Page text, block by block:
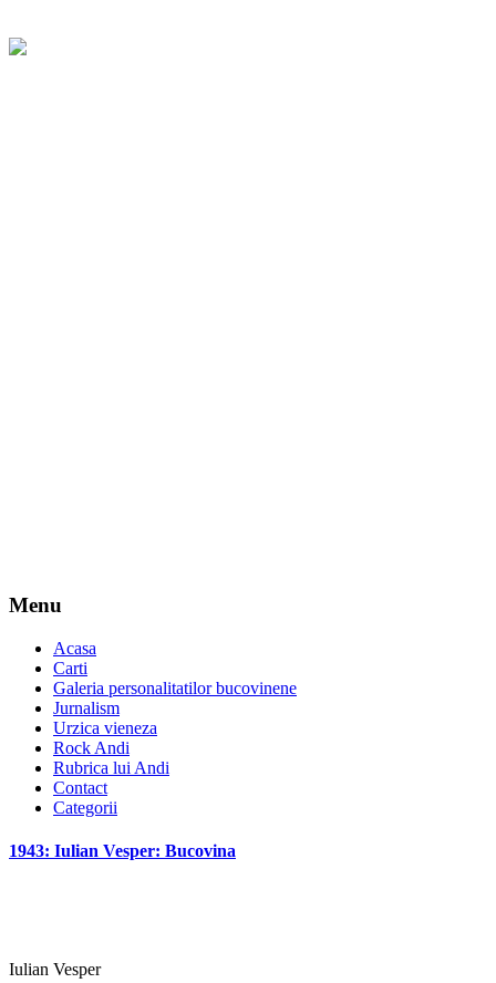
Menu
Acasa
Carti
Galeria personalitatilor bucovinene
Jurnalism
Urzica vieneza
Rock Andi
Rubrica lui Andi
Contact
Categorii
1943: Iulian Vesper: Bucovina
Iulian Vesper